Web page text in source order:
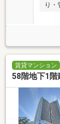
り・
賃貸マンション
58階地下1階